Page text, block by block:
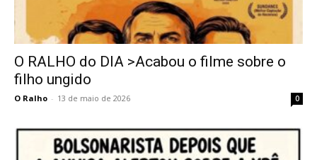
O RALHO do DIA >Acabou o filme sobre o
filho ungido
O Ralho - 13 de maio de 2026 0